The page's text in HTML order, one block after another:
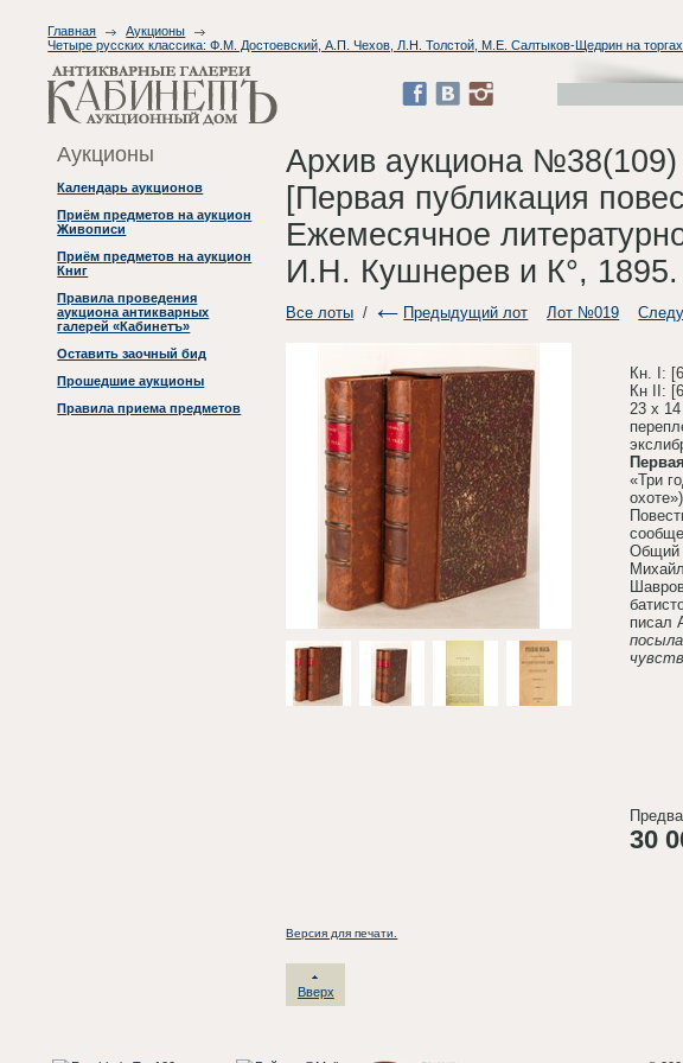
Главная
Аукционы
Четыре русских классика: Ф.М. Достоевский, А.П. Чехов, Л.Н. Толстой, М.Е. Салтыков-Щедрин на
Аукционы
Календарь аукционов
Приём предметов на аукцион
Живописи
Приём предметов на аукцион
Книг
Правила проведения
аукциона антикварных
галерей «Кабинетъ»
Оставить заочный бид
Прошедшие аукционы
Правила приема предметов
Архив аукциона №38(109)
[Первая публикация
Ежемесячное
И.Н. Кушнерев и К°, 1895.
Все лоты / Предыдущий лот Лот №019
Кн. I:
Кн II:
23 х
«Три
Общий
писал
30
Версия для печати.
Вверх